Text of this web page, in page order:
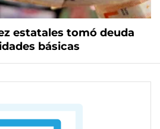
estatales tomó deuda
básicas